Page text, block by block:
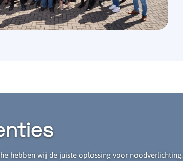
hebben wij de juiste oplossing voor noodverlichting.